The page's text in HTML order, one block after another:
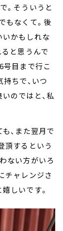
。そういうと
もなくて。後
かもしれな
と思うんで
号目まで行こ
ちで、いつ
のではと、私
、また翌月で
頂するという
ない方がいろ
チャレンジさ
しいです。